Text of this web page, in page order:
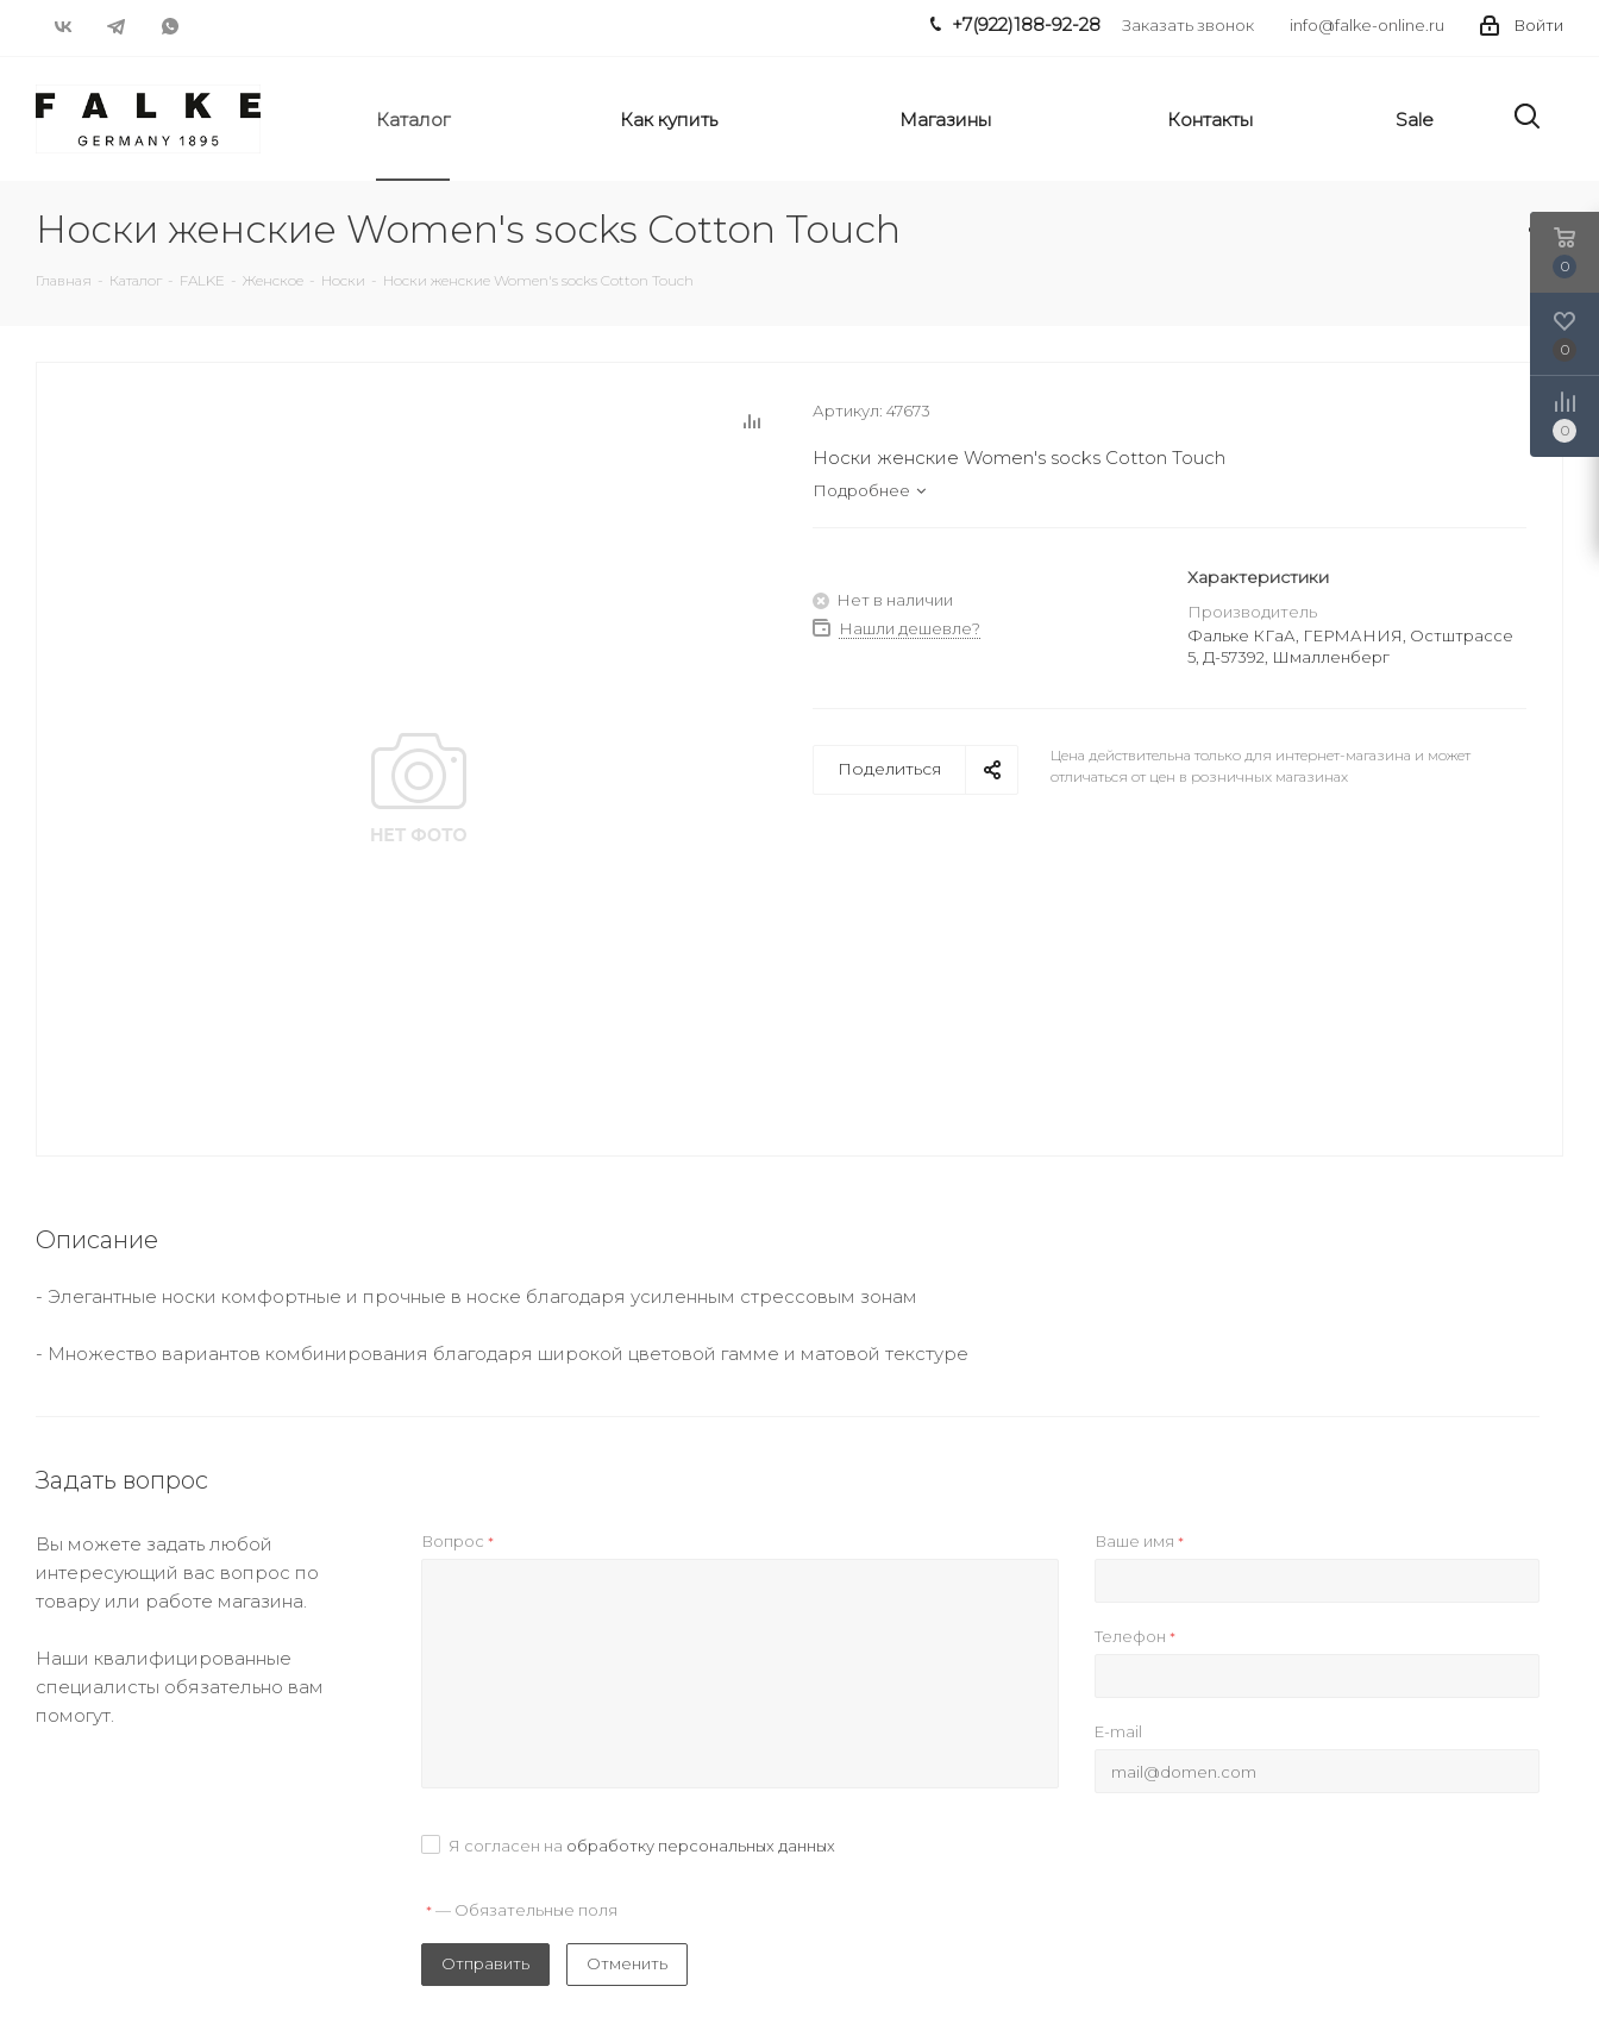
Войти
info@falke-online.ru
+7(922)188-92-28 Заказать звонок
Каталог Как купить Магазины Контакты Sale
Носки женские Women's socks Cotton Touch
Главная - Каталог - FALKE - Женское - Носки - Носки женские Women's socks Cotton Touch
Артикул: 47673
Носки женские Women's socks Cotton Touch
Подробнее
Нет в наличии
Нашли дешевле?
Характеристики
Производитель
Фальке КГаА, ГЕРМАНИЯ, Остштрассе
5, Д-57392, Шмалленберг
Поделиться
Цена действительна только для интернет-магазина и может
отличаться от цен в розничных магазинах
Описание
- Элегантные носки комфортные и прочные в носке благодаря усиленным стрессовым зонам
- Множество вариантов комбинирования благодаря широкой цветовой гамме и матовой текстуре
Задать вопрос
Вы можете задать любой
интересующий вас вопрос по
товару или работе магазина.
Наши квалифицированные
специалисты обязательно вам
помогут.
Вопрос * Ваше имя *
Телефон *
E-mail
Я согласен на обработку персональных данных
*— Обязательные поля
Отправить Отменить
0
0
0